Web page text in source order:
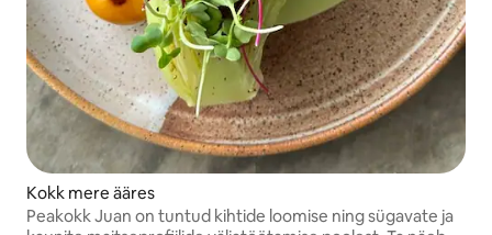
Kokk mere ääres
Peakokk Juan on tuntud kihtide loomise ning sügavate ja